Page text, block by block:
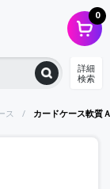
0
詳細
検索
ス カードケース軟質